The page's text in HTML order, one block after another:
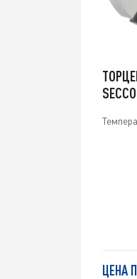
ЦЕНА